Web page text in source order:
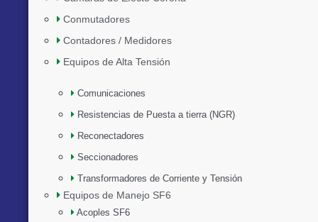
Conmutadores
Contadores / Medidores
Equipos de Alta Tensión
Comunicaciones
Resistencias de Puesta a tierra (NGR)
Reconectadores
Seccionadores
Transformadores de Corriente y Tensión
Equipos de Manejo SF6
Acoples SF6